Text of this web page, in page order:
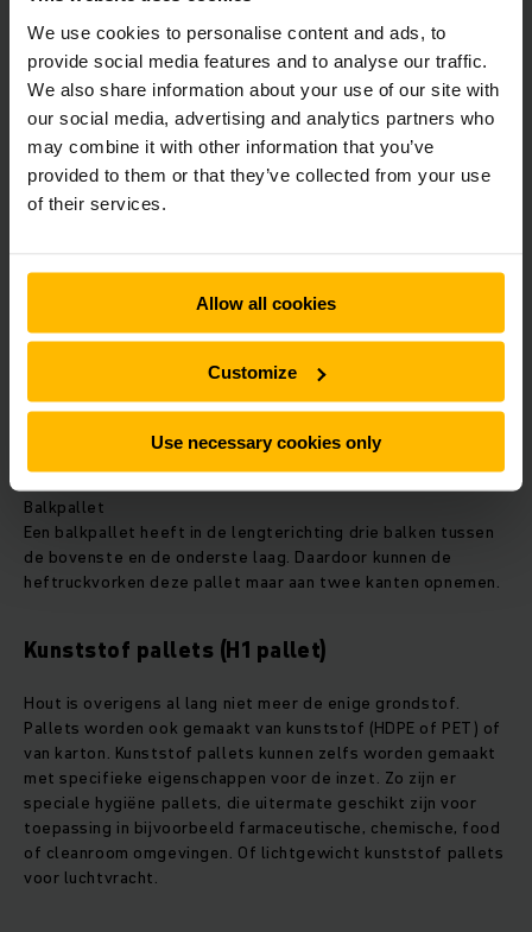
We use cookies to personalise content and ads, to
provide social media features and to analyse our traffic.
We also share information about your use of our site with
our social media, advertising and analytics partners who
may combine it with other information that you’ve
provided to them or that they’ve collected from your use
of their services.
Allow all cookies
Customize
Use necessary cookies only
Goedkopere houten pallets, zonder keurmerk, zijn gemaakt
van goedkoper en lichter hout en gaan minder lang mee.
Door deze pallets goed te gebruiken hoef je de pallet niet
na één weg te gooien maar is deze te hergebruiken.
Wegwerp pallets zijn in veel maatvoeringen verkrijgbaar –
blokpallets en balkpallets.
Blokpallets
Een blokpallet telt drie lagen, zoals de europallet, waarbij
de deklaag en de onderste laag via blokken met elkaar zijn
verbonden. Een hef- of magazijntruck kan deze aan alle
kanten opnemen.
Balkpallet
Een balkpallet heeft in de lengterichting drie balken tussen
de bovenste en de onderste laag. Daardoor kunnen de
heftruckvorken deze pallet maar aan twee kanten opnemen.
Kunststof pallets (H1 pallet)
Hout is overigens al lang niet meer de enige grondstof.
Pallets worden ook gemaakt van kunststof (HDPE of PET) of
van karton. Kunststof pallets kunnen zelfs worden gemaakt
met specifieke eigenschappen voor de inzet. Zo zijn er
speciale hygiëne pallets, die uitermate geschikt zijn voor
toepassing in bijvoorbeeld farmaceutische, chemische, food
of cleanroom omgevingen. Of lichtgewicht kunststof pallets
voor luchtvracht.